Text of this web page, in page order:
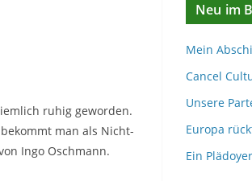
ruhig geworden.
man als Nicht-
Ingo Oschmann.
Neu im
Mein
Cancel
Unsere
Europa
Ein